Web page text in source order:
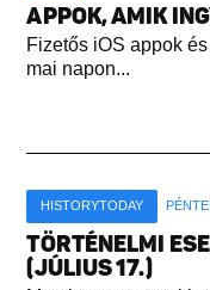
APPOK, AMIK
Fizetős iOS appok
mai napon...
HISTORYTODAY
TÖRTÉNELMI
(JÚLIUS 17.)